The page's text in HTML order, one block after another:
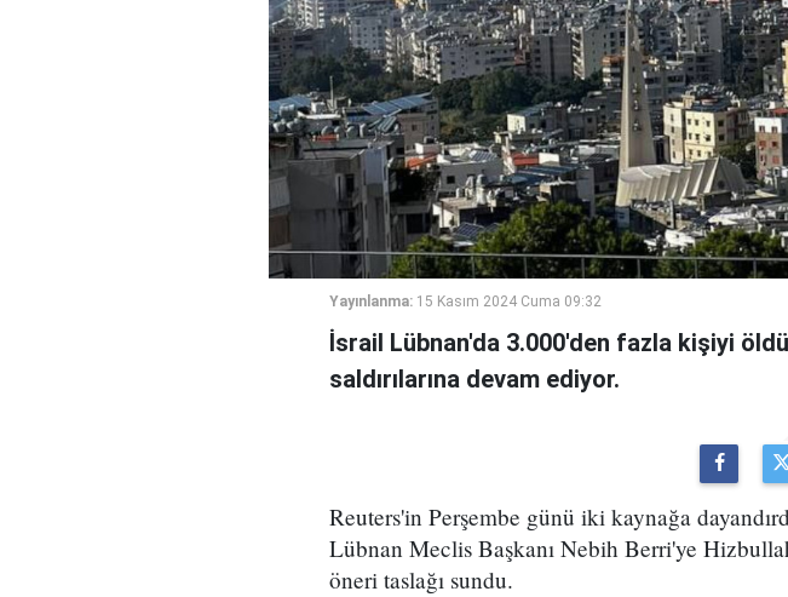
Yayınlanma: 15 Kasım 2024 Cuma 09:32
İsrail Lübnan'da 3.000'den fazla kişiyi
saldırılarına devam ediyor.
Reuters'in Perşembe günü iki kaynağa
Lübnan Meclis Başkanı Nebih Berri'ye
öneri taslağı sundu.